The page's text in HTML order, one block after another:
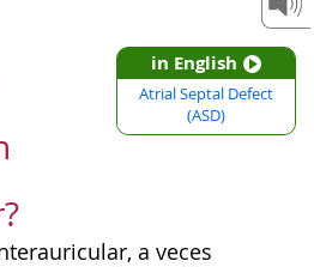
in English
Atrial Septal Defect
(ASD)
a veces